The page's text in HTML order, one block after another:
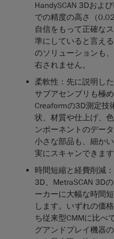
HandySCAN 3Dおよ
での精度の高さ（
自信をもって正確な
準にしていると言え
のソリューションも
右されません。
柔軟性 ：先に説明し
サブアセンブリも極
Creaformの3D測定技
状、材質や仕上げ、
ンポーネントのデー
小さな部品も、細か
実にスキャンできます
時間短縮と経費削減
3D、MetraSCAN 3D
ーカーに大幅な時間
します。いずれの価
ち従来型CMMに比べ
グアンドプレイ機器